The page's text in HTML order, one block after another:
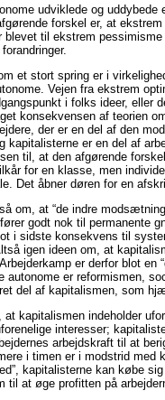
udviklede og
forskel er, at
blevet til ekstrem
et stort spring er i
Vejen fra ekstrem
i folks ideer, eller
konsekvensen af teorien
der er en del af den
kapitalisterne er en del af
til, at den afgørende
for en klasse, men
Det åbner døren for en
om, at “de indre
godt nok til permanente
i sidste konsekvens til
igen ideen om, at
er derfor blot en
autonome er reformismen,
del af kapitalismen, som
at kapitalismen indeholder
interesser;
arbejdskraft til at
i timen er i modstrid med
kapitalisterne kan købe
til at øge profitten på